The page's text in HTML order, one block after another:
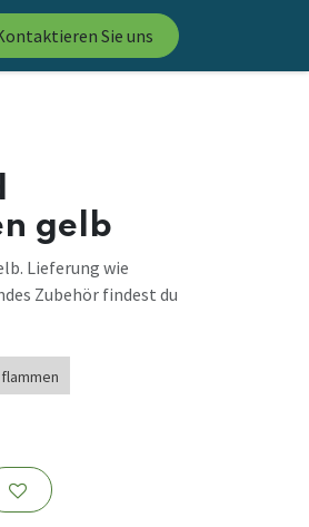
Sie uns
gelb
Lieferung wie
Zubehör findest du
flammen